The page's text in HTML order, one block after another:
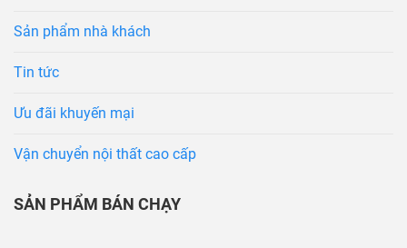
Sản phẩm nhà khách
Tin tức
Ưu đãi khuyến mại
Vận chuyển nội thất cao cấp
SẢN PHẨM BÁN CHẠY